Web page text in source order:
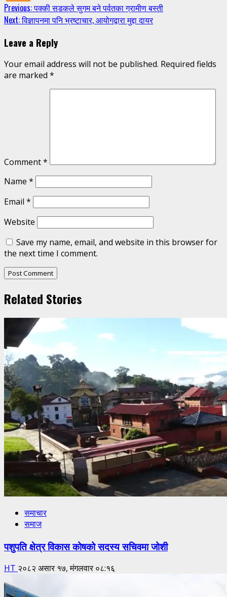
Continue
Reading
Previous:पक्की सडकले सुगम बने पर्वतका ग्रामीण बस्ती
Next:विज्ञापनमा पनि भ्रष्टाचार, आयोगद्वारा मुद्दा दायर
Leave a Reply
Your email address will not be published. Required fields
are marked *
Comment*
Name *
Email *
Website
Save my name, email, and website in this browser for
the next time I comment.
Related Stories
समाचार
समाज
पशुपति क्षेत्र विकास कोषको सदस्य सचिवमा जोशी
HT २०८२ असार १७, मंगलवार ०८:१६